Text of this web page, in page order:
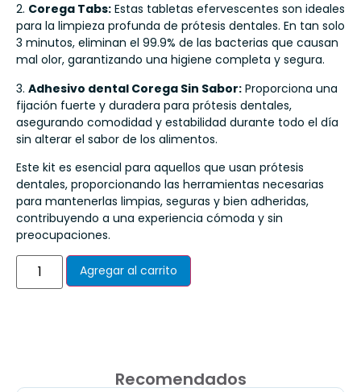
2. Corega Tabs: Estas tabletas efervescentes son ideales
para la limpieza profunda de prótesis dentales. En tan solo
3 minutos, eliminan el 99.9% de las bacterias que causan
mal olor, garantizando una higiene completa y segura.
3. Adhesivo dental Corega Sin Sabor: Proporciona una
fijación fuerte y duradera para prótesis dentales,
asegurando comodidad y estabilidad durante todo el día
sin alterar el sabor de los alimentos.
Este kit es esencial para aquellos que usan prótesis
dentales, proporcionando las herramientas necesarias
para mantenerlas limpias, seguras y bien adheridas,
contribuyendo a una experiencia cómoda y sin
preocupaciones.
Agregar al carrito
Recomendados